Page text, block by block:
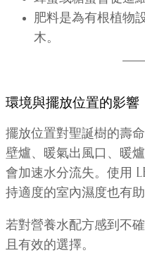
肥料是為有根植物
木。
環境與擺放位置的影響
擺放位置對聖誕樹的壽
壁爐、暖氣出風口、暖
會加速水分流失。使用
持適度的室內濕度也有
若對營養水配方感到不
且有效的選擇。